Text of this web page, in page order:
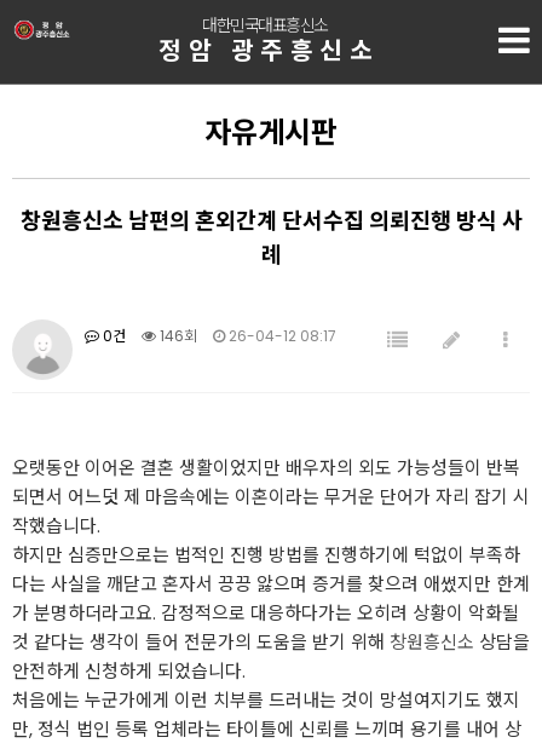
대한민국대표흥신소
정암 광주흥신소
자유게시판
창원흥신소 남편의 혼외간계 단서수집 의뢰진행 방식 사
례
0건 146회 26-04-12 08:17
오랫동안 이어온 결혼 생활이었지만 배우자의 외도 가능성들이 반복
되면서 어느덧 제 마음속에는 이혼이라는 무거운 단어가 자리 잡기 시
작했습니다.
하지만 심증만으로는 법적인 진행 방법를 진행하기에 턱없이 부족하
다는 사실을 깨닫고 혼자서 끙끙 앓으며 증거를 찾으려 애썼지만 한계
가 분명하더라고요. 감정적으로 대응하다가는 오히려 상황이 악화될
것 같다는 생각이 들어 전문가의 도움을 받기 위해 창원흥신소 상담을
안전하게 신청하게 되었습니다.
처음에는 누군가에게 이런 치부를 드러내는 것이 망설여지기도 했지
만, 정식 법인 등록 업체라는 타이틀에 신뢰를 느끼며 용기를 내어 상